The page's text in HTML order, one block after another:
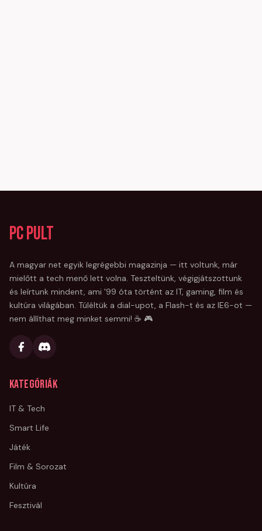
PC Pult
A magyar net egyik legrégebbi magazinja — itt voltunk, már
mielőtt a tech menő lett volna. Teszteltünk, végigjátszottunk
és leírtunk mindent, ami '99 óta történt az IT, gaming, film és
kultúra világában. Túléltük a dial-upot, a Flash-t és az IE6-ot —
nem állíthat meg minket semmi! ☕ 🎮
Kategóriák
IT & Tech
Smart Life
Játék
Film & Sorozat
Kultúra
Fesztivál